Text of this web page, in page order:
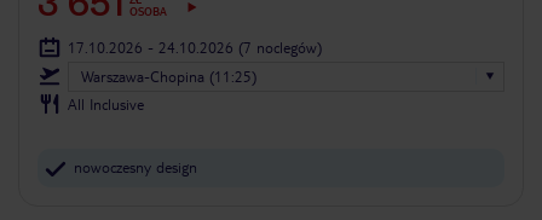
OSOBA
17.10.2026 - 24.10.2026 (7 noclegów)
Warszawa-Chopina (11:25)
All Inclusive
nowoczesny design